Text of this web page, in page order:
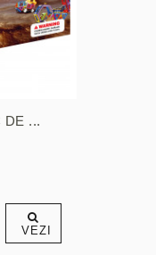
DE ...
VEZI